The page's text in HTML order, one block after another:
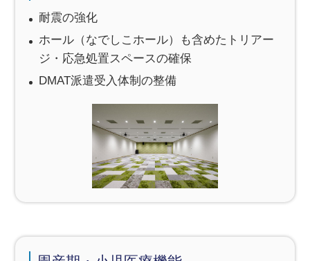
耐震の強化
ホール（なでしこホール）も含めたトリアー
ジ・応急処置スペースの確保
DMAT派遣受入体制の整備